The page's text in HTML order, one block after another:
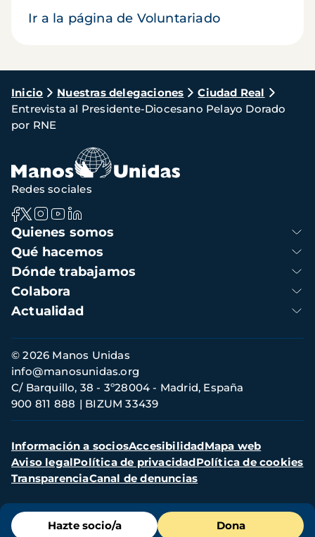
Ir a la página de Voluntariado
Ruta
de
navegación
Inicio Nuestras delegaciones
Ciudad Real
Entrevista al Presidente-Diocesano Pelayo Dorado
por RNE
Menú
de
Hazte socio/a Dona
Navegación
principal
Quienes somos
Qué hacemos
Dónde trabajamos
Colabora
Actualidad
Redes sociales
Información
de
contacto
© 2026 Manos Unidas
C/ Barquillo, 38 - 3º28004 - Madrid, España
900 811 888
BIZUM 33439
info@manosunidas.org
Menú
secundario
Información a sociosAccesibilidadMapa web
Aviso legalPolítica de privacidadPolítica de cookies
TransparenciaCanal de denuncias